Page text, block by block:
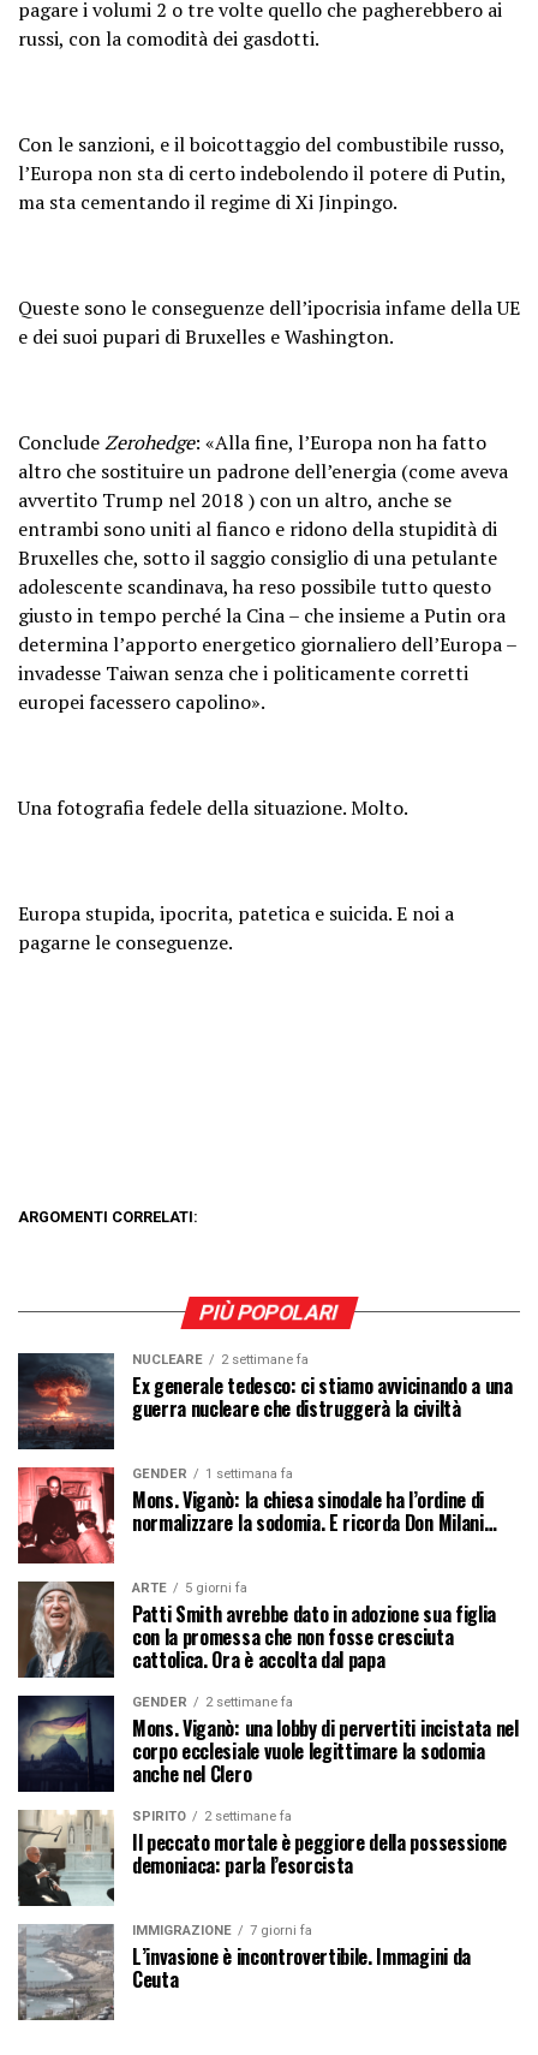
pagare i volumi 2 o tre volte quello che pagherebbero ai
russi, con la comodità dei gasdotti.
Con le sanzioni, e il boicottaggio del combustibile russo,
l’Europa non sta di certo indebolendo il potere di Putin,
ma sta cementando il regime di Xi Jinpingo.
Queste sono le conseguenze dell’ipocrisia infame della UE
e dei suoi pupari di Bruxelles e Washington.
ConcludeZerohedge: «Alla fine, l’Europa non ha fatto
altro che sostituire un padrone dell’energia (come aveva
avvertito Trump nel 2018 ) con un altro, anche se
entrambi sono uniti al fianco e ridono della stupidità di
Bruxelles che, sotto il saggio consiglio di una petulante
adolescente scandinava, ha reso possibile tutto questo
giusto in tempo perché la Cina – che insieme a Putin ora
determina l’apporto energetico giornaliero dell’Europa –
invadesse Taiwan senza che i politicamente corretti
europei facessero capolino».
Una fotografia fedele della situazione. Molto.
Europa stupida, ipocrita, patetica e suicida. E noi a
pagarne le conseguenze.
ARGOMENTI CORRELATI:
PIÙ POPOLARI
NUCLEARE 2 settimane fa
Ex generale tedesco: ci stiamo avvicinando a una
guerra nucleare che distruggerà la civiltà
GENDER 1 settimana fa
Mons. Viganò: la chiesa sinodale ha l’ordine di
normalizzare la sodomia. E ricorda Don Milani…
ARTE 5 giorni fa
Patti Smith avrebbe dato in adozione sua figlia
con la promessa che non fosse cresciuta
cattolica. Ora è accolta dal papa
GENDER 2 settimane fa
Mons. Viganò: una lobby di pervertiti incistata nel
corpo ecclesiale vuole legittimare la sodomia
anche nel Clero
SPIRITO 2 settimane fa
Il peccato mortale è peggiore della possessione
demoniaca: parla l’esorcista
IMMIGRAZIONE 7 giorni fa
L’invasione è incontrovertibile. Immagini da
Ceuta